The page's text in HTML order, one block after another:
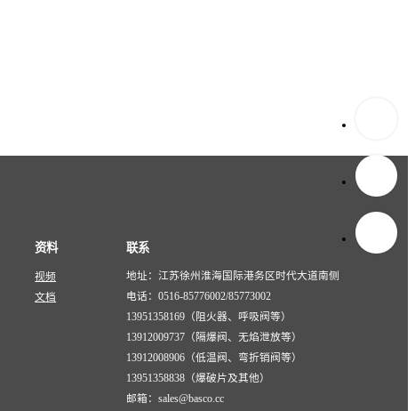
资料
视频
文档
联系
地址：江苏徐州淮海国际港务区时代大道南侧
电话：0516-85776002/85773002
13951358169（阻火器、呼吸阀等）
13912009737（隔爆阀、无焰泄放等）
13912008906（低温阀、弯折销阀等）
13951358838（爆破片及其他）
邮箱：sales@basco.cc